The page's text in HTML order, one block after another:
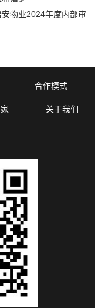
物业2024年度内部审
合作模式
关于我们